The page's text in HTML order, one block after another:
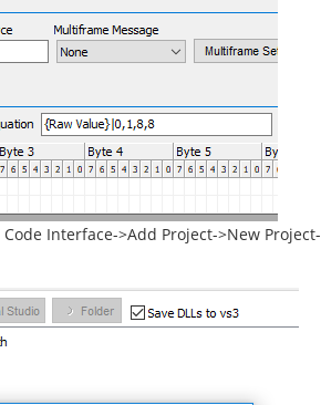
Interface->Add Project->New Project-